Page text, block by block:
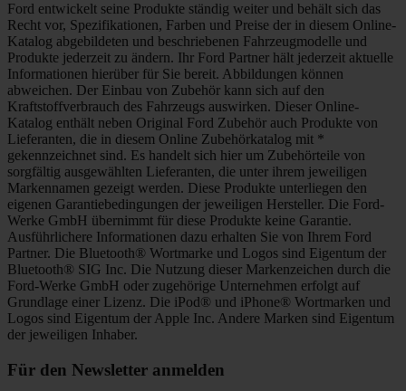
Ford entwickelt seine Produkte ständig weiter und behält sich das
Recht vor, Spezifikationen, Farben und Preise der in diesem Online-
Katalog abgebildeten und beschriebenen Fahrzeugmodelle und
Produkte jederzeit zu ändern. Ihr Ford Partner hält jederzeit aktuelle
Informationen hierüber für Sie bereit. Abbildungen können
abweichen. Der Einbau von Zubehör kann sich auf den
Kraftstoffverbrauch des Fahrzeugs auswirken. Dieser Online-
Katalog enthält neben Original Ford Zubehör auch Produkte von
Lieferanten, die in diesem Online Zubehörkatalog mit *
gekennzeichnet sind. Es handelt sich hier um Zubehörteile von
sorgfältig ausgewählten Lieferanten, die unter ihrem jeweiligen
Markennamen gezeigt werden. Diese Produkte unterliegen den
eigenen Garantiebedingungen der jeweiligen Hersteller. Die Ford-
Werke GmbH übernimmt für diese Produkte keine Garantie.
Ausführlichere Informationen dazu erhalten Sie von Ihrem Ford
Partner. Die Bluetooth® Wortmarke und Logos sind Eigentum der
Bluetooth® SIG Inc. Die Nutzung dieser Markenzeichen durch die
Ford-Werke GmbH oder zugehörige Unternehmen erfolgt auf
Grundlage einer Lizenz. Die iPod® und iPhone® Wortmarken und
Logos sind Eigentum der Apple Inc. Andere Marken sind Eigentum
der jeweiligen Inhaber.
Für den Newsletter anmelden